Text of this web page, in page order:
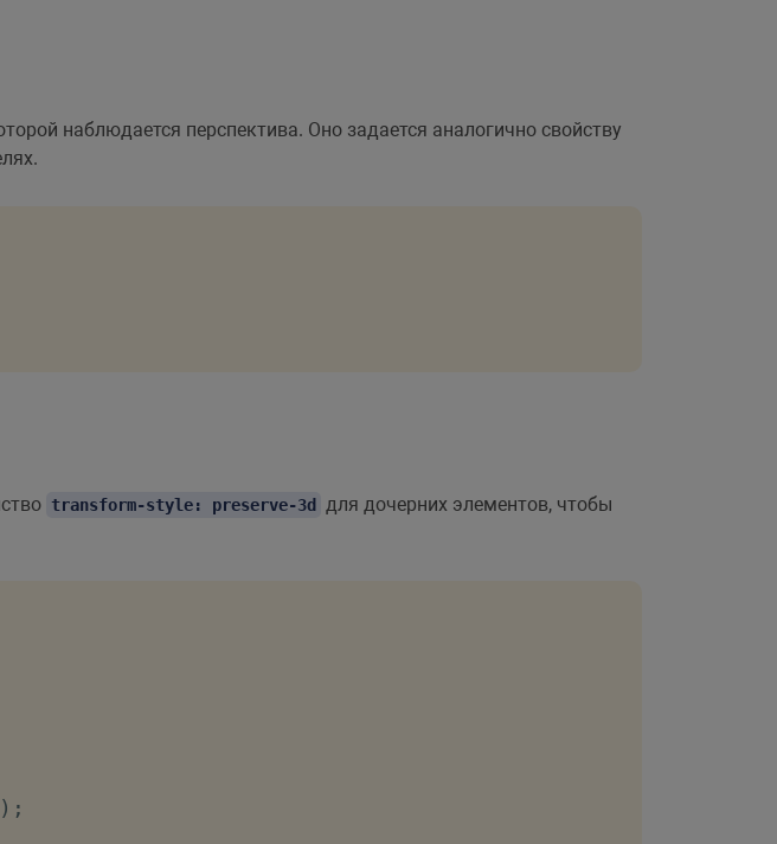
наблюдается перспектива. Оно задается аналогично свойству
transform-style: preserve-3d
для дочерних элементов, чтобы
) ;